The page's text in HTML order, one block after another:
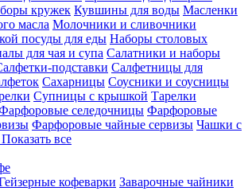
кружек Кувшины для воды Масленки
масла Молочники и сливочники
посуды для еды Наборы столовых
для чая и супа Салатники и наборы
подставки Салфетницы для
Сахарницы Соусники и соусницы
Супницы с крышкой Тарелки
селедочницы Фарфоровые
Фарфоровые чайные сервизы Чашки с
все
кофеварки Заварочные чайники